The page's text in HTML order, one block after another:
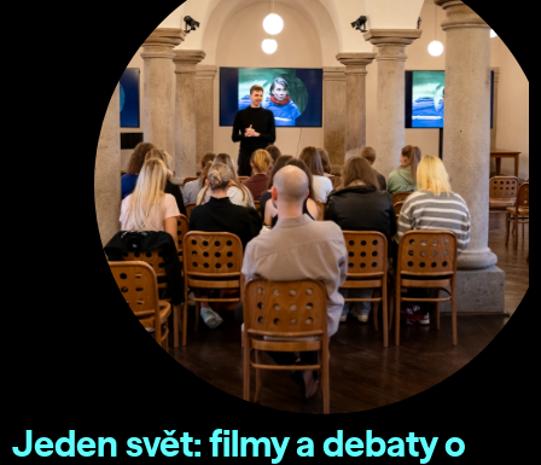
Jeden svět: filmy a debaty o